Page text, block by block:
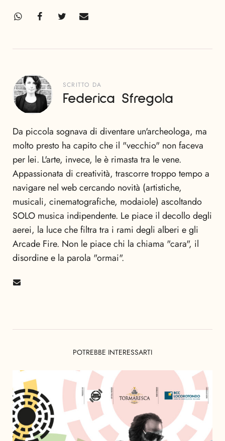
SCRITTO DA
Federica Sfregola
Da piccola sognava di diventare un'archeologa, ma
molto presto ha capito che il "vecchio" non faceva
per lei. L'arte, invece, le è rimasta tra le vene.
Appassionata di creatività, trascorre troppo tempo a
navigare nel web cercando novità (artistiche,
musicali, cinematografiche, modaiole) ascoltando
SOLO musica indipendente. Le piace il decollo degli
aerei, la luce che filtra tra i rami degli alberi e gli
Arcade Fire. Non le piace chi la chiama "cara", il
disordine e la parola "ormai".
POTREBBE INTERESSARTI